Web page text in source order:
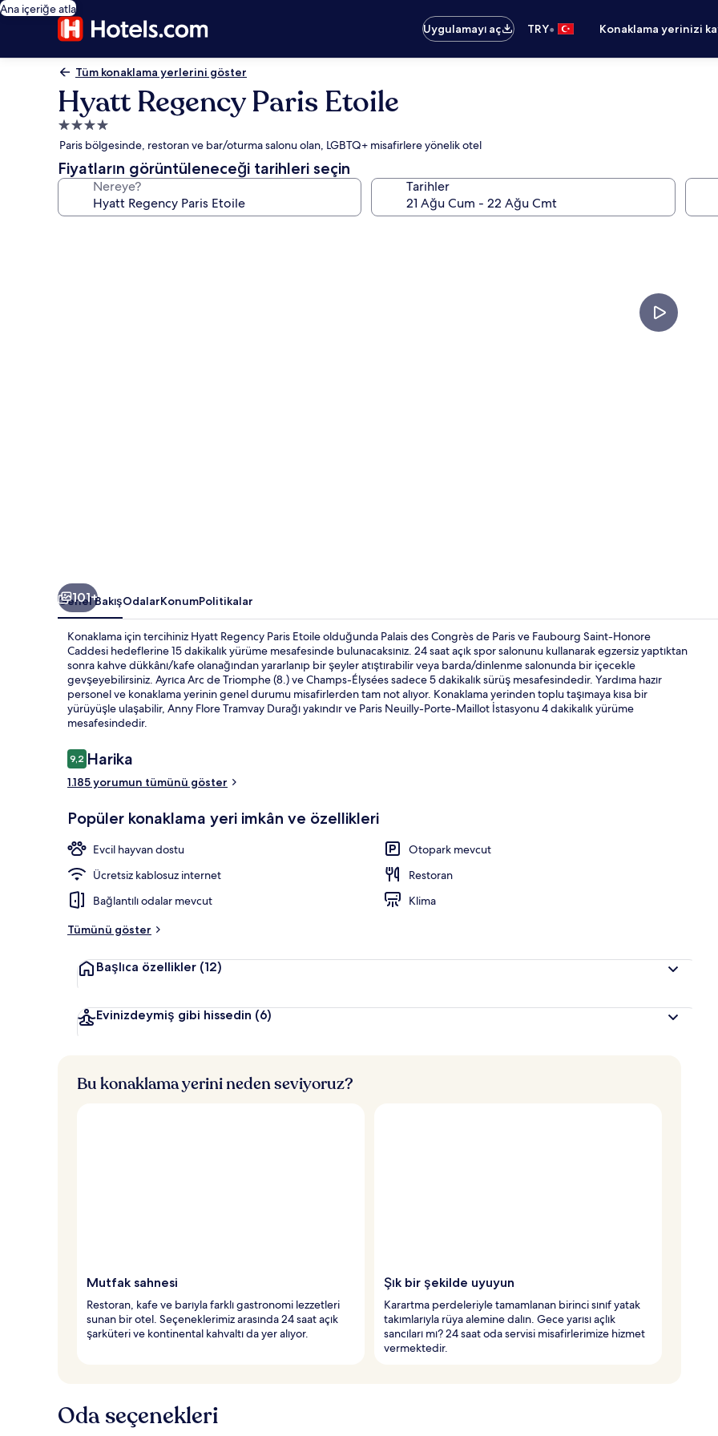
Ana içeriğe atla
Uygulamayı aç
TRY• Konaklama yerinizi
Tüm konaklama yerlerini göster
Hyatt Regency Paris Etoile
4.0
yıldızlı
konaklama
yeri
Paris bölgesinde, restoran ve bar/oturma salonu olan, LGBTQ+ misafirlere yönelik otel
Fiyatların görüntüleneceği tarihleri seçin
Nereye? Tarihler
Dış mekân
101+
Genel BakışOdalarKonumPolitikalar
Konaklama için tercihiniz Hyatt Regency Paris Etoile olduğunda Palais des Congrès de Paris ve Faubourg Saint-Honore
Caddesi hedeflerine 15 dakikalık yürüme mesafesinde bulunacaksınız. 24 saat açık spor salonunu kullanarak egzersiz yaptıktan
sonra kahve dükkânı/kafe olanağından yararlanıp bir şeyler atıştırabilir veya barda/dinlenme salonunda bir içecekle
gevşeyebilirsiniz. Ayrıca Arc de Triomphe (8.) ve Champs-Élysées sadece 5 dakikalık sürüş mesafesindedir. Yardıma hazır
personel ve konaklama yerinin genel durumu misafirlerden tam not alıyor. Konaklama yerinden toplu taşımaya kısa bir
yürüyüşle ulaşabilir, Anny Flore Tramvay Durağı yakındır ve Paris Neuilly-Porte-Maillot İstasyonu 4 dakikalık yürüme
mesafesindedir.
Yorumlar
9,29,2/10
Harika
1.185 yorumun tümünü göster
Popüler konaklama yeri imkân ve özellikleri
Evcil hayvan dostu
Otopark mevcut
Ücretsiz kablosuz internet
Restoran
Bağlantılı odalar mevcut
Klima
Tümünü göster
Başlıca özellikler (12)
Evinizdeymiş gibi hissedin (6)
Bu konaklama yerini neden seviyoruz?
Mutfak sahnesi
Restoran, kafe ve barıyla farklı gastronomi lezzetleri
sunan bir otel. Seçeneklerimiz arasında 24 saat açık
şarküteri ve kontinental kahvaltı da yer alıyor.
Şık bir şekilde uyuyun
Karartma perdeleriyle tamamlanan birinci sınıf yatak
takımlarıyla rüya alemine dalın. Gece yarısı açlık
sancıları mı? 24 saat oda servisi misafirlerimize hizmet
vermektedir.
Oda seçenekleri